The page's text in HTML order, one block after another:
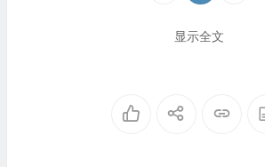
显示全文